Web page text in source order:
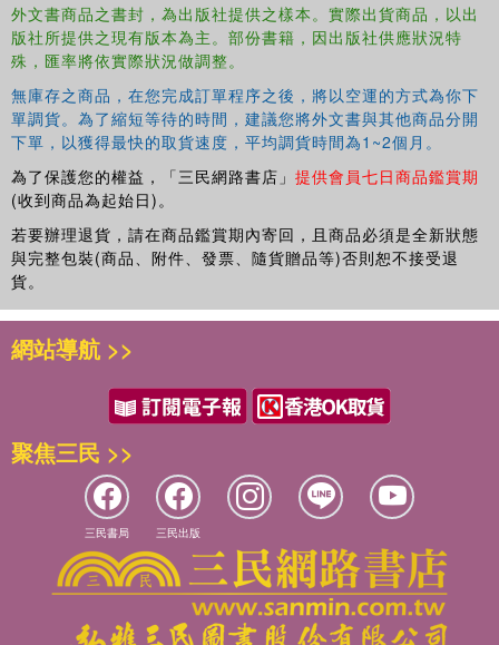
founded.
外文書商品之書封，為出版社提供之樣本。實際出貨商品，以出
版社所提供之現有版本為主。部份書籍，因出版社供應狀況特
殊，匯率將依實際狀況做調整。
無庫存之商品，在您完成訂單程序之後，將以空運的方式為你下
單調貨。為了縮短等待的時間，建議您將外文書與其他商品分開
下單，以獲得最快的取貨速度，平均調貨時間為1~2個月。
為了保護您的權益，「三民網路書店」 提供會員七日商品鑑賞期
(收到商品為起始日)。
若要辦理退貨，請在商品鑑賞期內寄回，且商品必須是全新狀態
與完整包裝(商品、附件、發票、隨貨贈品等)否則恕不接受退
貨。
網站導航 >>
聚焦三民 >>
三民書局 三民出版